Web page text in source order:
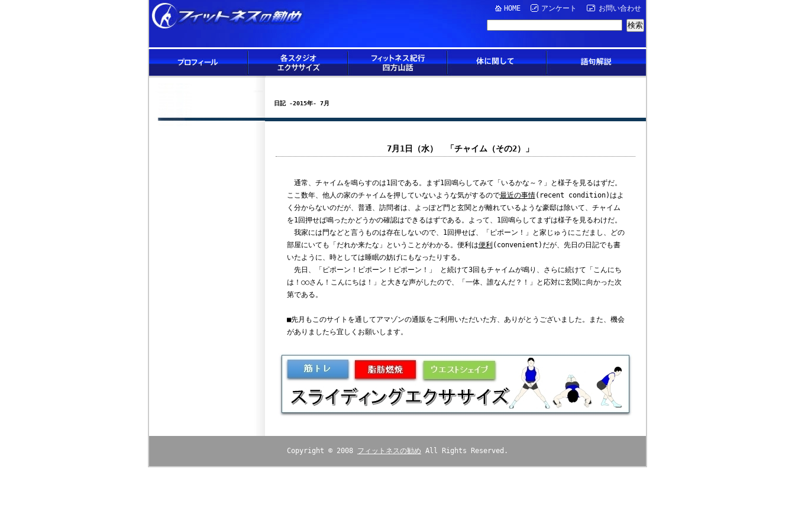
HOME アンケート お問い合わせ
日記 -2015年- 7月
7月1日（水） 「チャイム（その2）」
通常、チャイムを鳴らすのは1回である。まず1回鳴らしてみて「いるかな～？」と様子を見るはずだ。
ここ数年、他人の家のチャイムを押していないような気がするので最近の事情(recent condition)はよ
く分からないのだが、普通、訪問者は、よっぽど門と玄関とが離れているような豪邸は除いて、チャイム
を1回押せば鳴ったかどうかの確認はできるはずである。よって、1回鳴らしてまずは様子を見るわけだ。
我家には門などと言うものは存在しないので、1回押せば、「ピポーン！」と家じゅうにこだまし、どの
部屋にいても「だれか来たな」ということがわかる。便利は便利 (convenient)だが、先日の日記でも書
いたように、時としては睡眠の妨げにもなったりする。
先日、「ピポーン！ピポーン！ピポーン！」 と続けて3回もチャイムが鳴り、さらに続けて「こんにち
は！○○さん！こんにちは！」と大きな声がしたので、「一体、誰なんだ？！」と応対に玄関に向かった次
第である。
■先月もこのサイトを通してアマゾンの通販をご利用いただいた方、ありがとうございました。また、機会
がありましたら宜しくお願いします。
Copyright © 2008 フィットネスの勧め All Rights Reserved.